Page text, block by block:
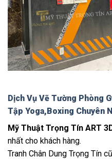
Dịch Vụ Vẽ Tường Phòng
Tập Yoga,Boxing Chuyên
Mỹ Thuật Trọng Tín ART
nhất cho khách hàng.
Tranh Chân Dung Trọng Tín